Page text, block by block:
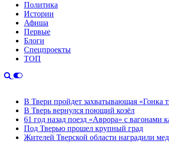
Политика
Истории
Афиша
Первые
Блоги
Спецпроекты
ТОП
В Твери пройдет захватывающая «Гонка
В Тверь вернулся поющий козёл
61 год назад поезд «Аврора» с вагонами
Под Тверью прошел крупный град
Жителей Тверской области наградили